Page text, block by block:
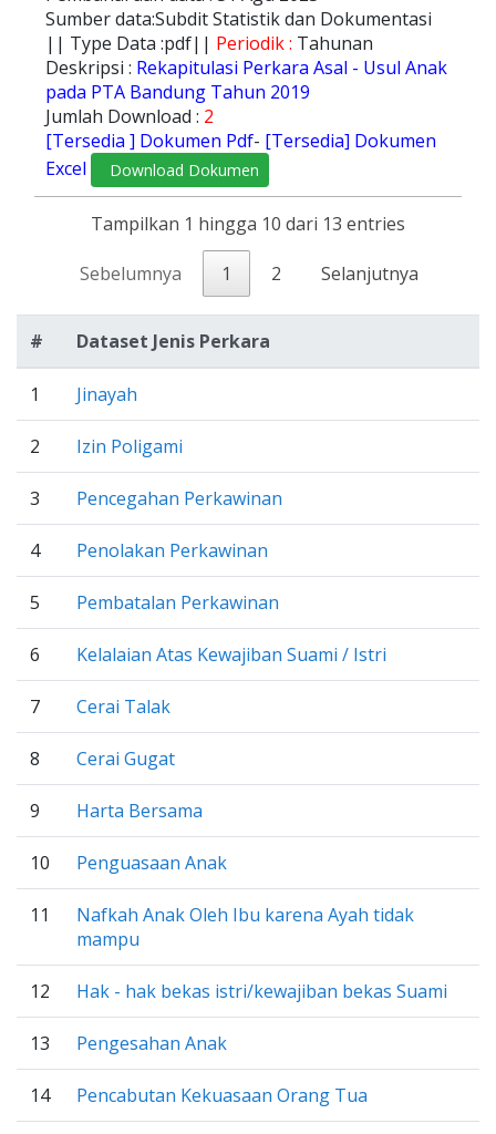
Sumber data:Subdit Statistik dan Dokumentasi
|| Type Data :pdf|| Periodik : Tahunan
Deskripsi : Rekapitulasi Perkara Asal - Usul Anak
pada PTA Bandung Tahun 2019
Jumlah Download : 2
[Tersedia ] Dokumen Pdf- [Tersedia] Dokumen
Excel
Download Dokumen
Tampilkan 1 hingga 10 dari 13 entries
Sebelumnya 1 2 Selanjutnya
# Dataset Jenis Perkara
1 Jinayah
2 Izin Poligami
3 Pencegahan Perkawinan
4 Penolakan Perkawinan
5 Pembatalan Perkawinan
6 Kelalaian Atas Kewajiban Suami / Istri
7 Cerai Talak
8 Cerai Gugat
9 Harta Bersama
10 Penguasaan Anak
11
Nafkah Anak Oleh Ibu karena Ayah tidak
mampu
12 Hak - hak bekas istri/kewajiban bekas Suami
13 Pengesahan Anak
14 Pencabutan Kekuasaan Orang Tua